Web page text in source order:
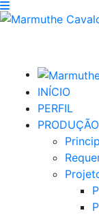
INÍCIO
PERFIL